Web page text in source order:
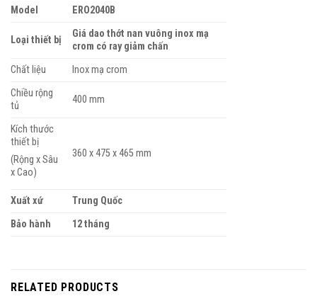
Model ERO2040B
Loại thiết bị
Giá dao thớt nan vuông inox mạ
crom có ray giảm chấn
Chất liệu
Inox mạ crom
Chiều rộng
tủ
400 mm
Kích thước
thiết bị
(Rộng x Sâu
x Cao)
360 x 475 x 465 mm
Xuất xứ
Trung Quốc
Bảo hành
12 tháng
RELATED PRODUCTS